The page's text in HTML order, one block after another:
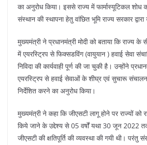
का अनुरोध किया। इससे राज्य में फार्मास्यूटिकल शोध
संस्थान की स्थापना हेतु वांछित भूमि राज्य सरकार
मुख्यमंत्री ने प्रधानमंत्री मोदी को बताया कि राज्य के
में एयरस्ट्रिप से फिक्सडविंग (वायुयान ) हवाई सेवा
निविदा की कार्यवाही पूर्ण की जा चुकी है। उन्होंने
एयरस्ट्रिप से हवाई सेवाओं के शीघ्र एवं सुचारू
निर्देशित करने का अनुरोध किया।
मुख्यमंत्री ने कहा कि जीएसटी लागू होने पर राज्यों को
किये जाने के उद्देश्य से 05 वर्षों यथा 30 जून 2022
जीएसटी की क्षतिपूर्ति की व्यवस्था की गयी थी। परंतु